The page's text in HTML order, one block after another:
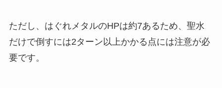
ただし、はぐれメタルのHPは約7あるため、聖水
だけで倒すには2ターン以上かかる点には注意が必
要です。